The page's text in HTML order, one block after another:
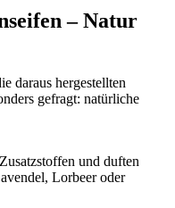
– Natur
daraus hergestellten
gefragt: natürliche
und duften
Lorbeer oder